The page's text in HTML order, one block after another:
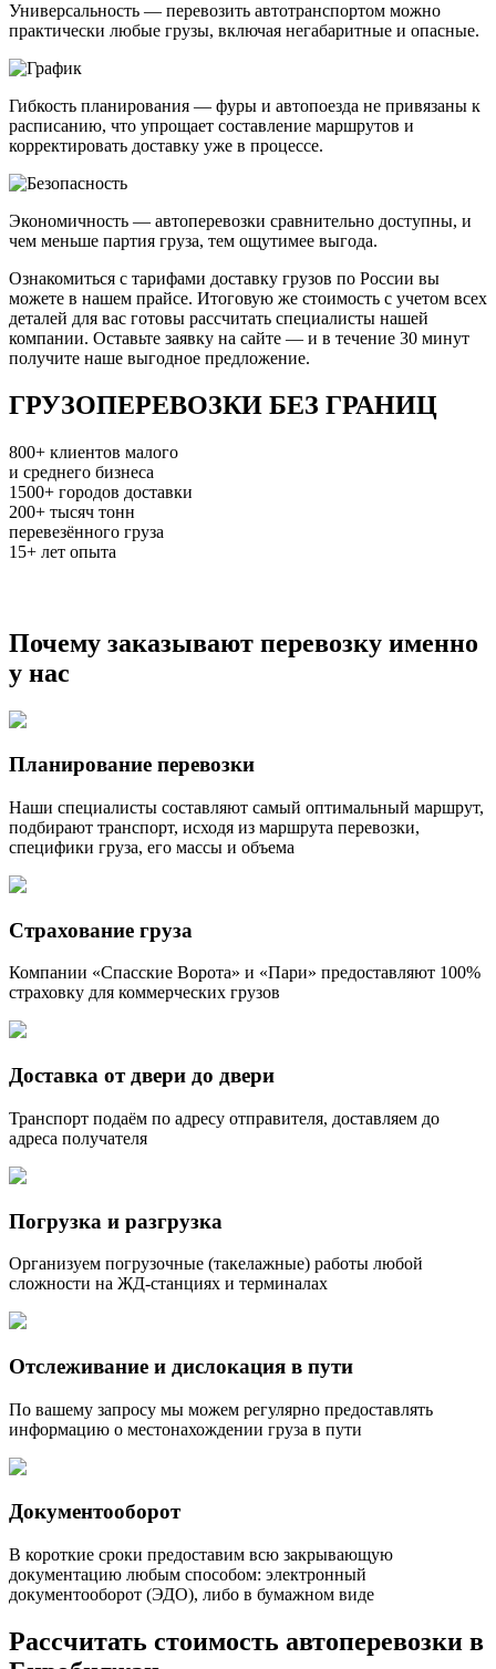
Универсальность — перевозить автотранспортом можно
практически любые грузы, включая негабаритные и опасные.
Гибкость планирования — фуры и автопоезда не привязаны к
расписанию, что упрощает составление маршрутов и
корректировать доставку уже в процессе.
Экономичность — автоперевозки сравнительно доступны, и
чем меньше партия груза, тем ощутимее выгода.
Ознакомиться с тарифами доставку грузов по России вы
можете в нашем прайсе. Итоговую же стоимость с учетом всех
деталей для вас готовы рассчитать специалисты нашей
компании. Оставьте заявку на сайте — и в течение 30 минут
получите наше выгодное предложение.
ГРУЗОПЕРЕВОЗКИ БЕЗ ГРАНИЦ
800+ клиентов малого
и среднего бизнеса
1500+ городов доставки
200+ тысяч тонн
перевезённого груза
15+ лет опыта
Почему заказывают перевозку именно
у нас
Планирование перевозки
Наши специалисты составляют самый оптимальный маршрут,
подбирают транспорт, исходя из маршрута перевозки,
специфики груза, его массы и объема
Страхование груза
Компании «Спасские Ворота» и «Пари» предоставляют 100%
страховку для коммерческих грузов
Доставка от двери до двери
Транспорт подаём по адресу отправителя, доставляем до
адреса получателя
Погрузка и разгрузка
Организуем погрузочные (такелажные) работы любой
сложности на ЖД-станциях и терминалах
Отслеживание и дислокация в пути
По вашему запросу мы можем регулярно предоставлять
информацию о местонахождении груза в пути
Документооборот
В короткие сроки предоставим всю закрывающую
документацию любым способом: электронный
документооборот (ЭДО), либо в бумажном виде
Рассчитать стоимость автоперевозки в